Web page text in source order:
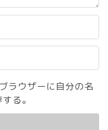
ラウザーに自分の名
る。